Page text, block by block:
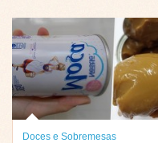
Doces e Sobremesas